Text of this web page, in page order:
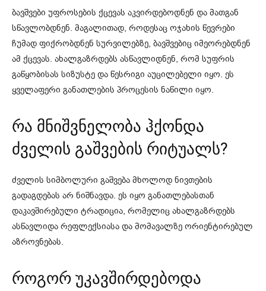
ბავშვები უფროსების ქცევას აკვირდებოდნენ და მათგან
სწავლობდნენ. მაგალითად, როდესაც ოჯახის წევრები
ჩუმად ფიქრობდნენ სურვილებზე, ბავშვებიც იმეორებდნენ
ამ ქცევას. ახალგაზრდებს ასწავლიდნენ, რომ სუფრის
გაწყობისას სიზუსტე და წესრიგი აუცილებელი იყო. ეს
ყველაფერი განათლების პროცესის ნაწილი იყო.
რა მნიშვნელობა ჰქონდა
ძველის გაშვების რიტუალს?
ძველის სიმბოლური გაშვება მხოლოდ ნივთების
გადაგდებას არ ნიშნავდა. ეს იყო განათლებასთან
დაკავშირებული ტრადიცია, რომელიც ახალგაზრდებს
ასწავლიდა რეფლექსიასა და მომავალზე ორიენტირებულ
აზროვნებას.
როგორ უკავშირდებოდა